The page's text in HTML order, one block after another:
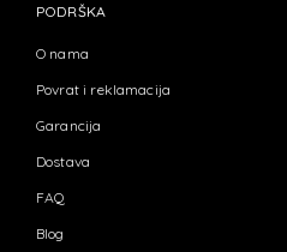
PODRŠKA
O nama
Povrat i reklamacija
Garancija
Dostava
FAQ
Blog